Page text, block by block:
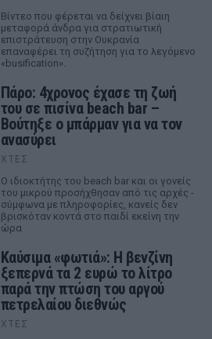
Βίντεο που φέρεται να δείχνει βίαιη
μεταφορά άνδρα για στρατιωτική
επιστράτευση στην Ουκρανία
επαναφέρει τη συζήτηση για το λεγόμενο
«busification».
Πάρο: 4χρονος έχασε τη ζωή
του σε πισίνα beach bar –
Βούτηξε ο μπάρμαν για να τον
ανασύρει
ΧΤΕΣ
Ο ιδιοκτήτης του beach bar και οι γονείς
του μικρού προσήχθησαν από τις αρχές -
σύμφωνα με πληροφορίες, κανείς δεν
βρισκόταν κοντά στο παιδί εκείνη την
ώρα
Καύσιμα «φωτιά»: Η βενζίνη
ξεπερνά τα 2 ευρώ το λίτρο
παρά την πτώση του αργού
πετρελαίου διεθνώς
ΧΤΕΣ